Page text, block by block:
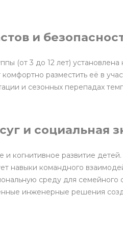
и
(от 3 до 12 лет)
комфортно разместить её в
и сезонных перепадах
и социальная
когнитивное развитие
навыки командного
среду для семейного
инженерные решения